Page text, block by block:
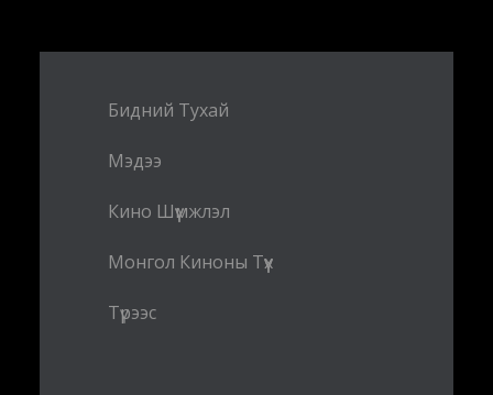
Бидний Тухай
Мэдээ
Кино Шүүмжлэл
Монгол Киноны Түүх
Түрээс